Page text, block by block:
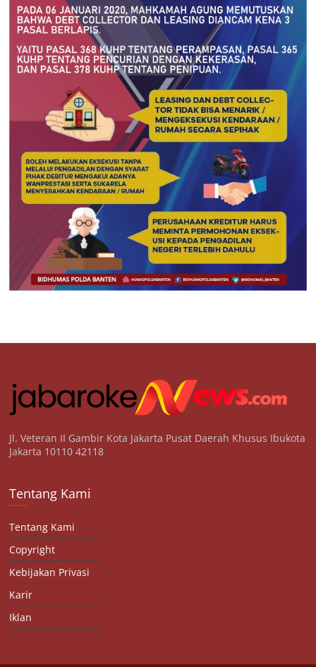
Jl. Veteran II Gambir Kota Jakarta Pusat Daerah Khusus Ibukota
Jakarta 10110 42118
Tentang Kami
Tentang Kami
Copyright
Kebijakan Privasi
Karir
Iklan